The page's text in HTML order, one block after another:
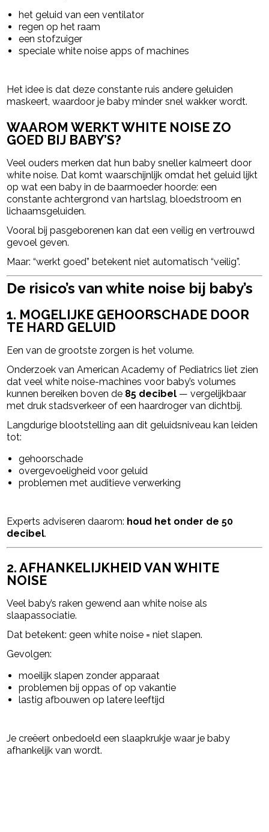
het geluid van een ventilator
regen op het raam
een stofzuiger
speciale white noise apps of machines
Het idee is dat deze constante ruis andere geluiden
maskeert, waardoor je baby minder snel wakker wordt.
WAAROM WERKT WHITE NOISE ZO
GOED BIJ BABY’S?
Veel ouders merken dat hun baby sneller kalmeert door
white noise. Dat komt waarschijnlijk omdat het geluid lijkt
op wat een baby in de baarmoeder hoorde: een
constante achtergrond van hartslag, bloedstroom en
lichaamsgeluiden.
Vooral bij pasgeborenen kan dat een veilig en vertrouwd
gevoel geven.
Maar: “werkt goed” betekent niet automatisch “veilig”.
De risico’s van white noise bij baby’s
1. MOGELIJKE GEHOORSCHADE DOOR
TE HARD GELUID
Een van de grootste zorgen is het volume.
Onderzoek vanAmerican Academy of Pediatrics liet zien
dat veel white noise-machines voor baby’s volumes
kunnen bereiken boven de 85 decibel — vergelijkbaar
met druk stadsverkeer of een haardroger van dichtbij.
Langdurige blootstelling aan dit geluidsniveau kan leiden
tot:
gehoorschade
overgevoeligheid voor geluid
problemen met auditieve verwerking
Experts adviseren daarom: houd het onder de 50
decibel.
2. AFHANKELIJKHEID VAN WHITE
NOISE
Veel baby’s raken gewend aan white noise als
slaapassociatie.
Dat betekent: geen white noise = niet slapen.
Gevolgen:
moeilijk slapen zonder apparaat
problemen bij oppas of op vakantie
lastig afbouwen op latere leeftijd
Je creëert onbedoeld een slaapkrukje waar je baby
afhankelijk van wordt.